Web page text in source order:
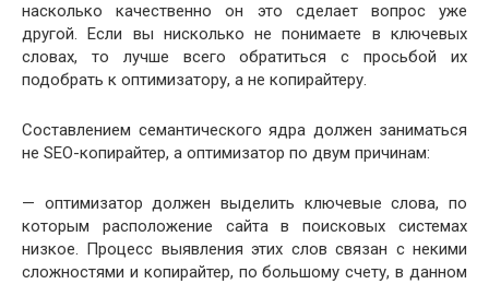
насколько качественно он это сделает вопрос уже
другой. Если вы нисколько не понимаете в ключевых
словах, то лучше всего обратиться с просьбой их
подобрать к оптимизатору, а не копирайтеру.
Составлением семантического ядра должен заниматься
не SEO-копирайтер, а оптимизатор по двум причинам:
— оптимизатор должен выделить ключевые слова, по
которым расположение сайта в поисковых системах
низкое. Процесс выявления этих слов связан с некими
сложностями и копирайтер, по большому счету, в данном